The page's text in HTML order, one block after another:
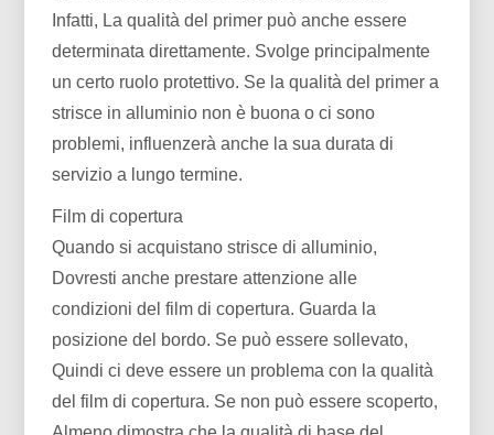
Infatti, La qualità del primer può anche essere
determinata direttamente. Svolge principalmente
un certo ruolo protettivo. Se la qualità del primer a
strisce in alluminio non è buona o ci sono
problemi, influenzerà anche la sua durata di
servizio a lungo termine.
Film di copertura
Quando si acquistano strisce di alluminio,
Dovresti anche prestare attenzione alle
condizioni del film di copertura. Guarda la
posizione del bordo. Se può essere sollevato,
Quindi ci deve essere un problema con la qualità
del film di copertura. Se non può essere scoperto,